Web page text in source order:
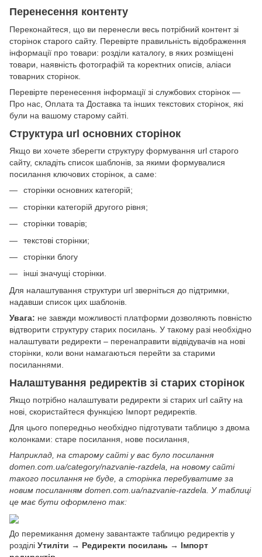
Перенесення контенту
Переконайтеся, що ви перенесли весь потрібний контент зі
сторінок старого сайту. Перевірте правильність відображення
інформації про товари: розділи каталогу, в яких розміщені
товари, наявність фотографій та коректних описів, аліаси
товарних сторінок.
Перевірте перенесення інформації зі службових сторінок —
Про нас, Оплата та Доставка та інших текстових сторінок, які
були на вашому старому сайті.
Структура url основних сторінок
Якщо ви хочете зберегти структуру формування url старого
сайту, складіть список шаблонів, за якими формувалися
посилання ключових сторінок, а саме:
сторінки основних категорій;
сторінки категорій другого рівня;
сторінки товарів;
текстові сторінки;
сторінки блогу
інші значущі сторінки.
Для налаштування структури url зверніться до підтримки,
надавши список цих шаблонів.
Увага: не завжди можливості платформи дозволяють повністю
відтворити структуру старих посилань. У такому разі необхідно
налаштувати редиректи – перенаправити відвідувачів на нові
сторінки, коли вони намагаються перейти за старими
посиланнями.
Налаштування редиректів зі старих сторінок
Якщо потрібно налаштувати редиректи зі старих url сайту на
нові, скористайтеся функцією Імпорт редиректів.
Для цього попередньо необхідно підготувати таблицю з двома
колонками: старе посилання, нове посилання,
Наприклад, на старому сайті у вас було посилання
domen.com.ua/category/nazvanie-razdela, на новому сайті
такого посилання не буде, а сторінка перебуватиме за
новим посиланням domen.com.ua/nazvanie-razdela. У таблиці
це має бути оформлено так:
До перемикання домену завантажте таблицю редиректів у
розділі Утиліти → Редиректи посилань → Імпорт